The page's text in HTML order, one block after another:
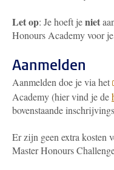
Let op: Je hoeft jeniet
Honours Academy voor
Aanmelden
Aanmelden doe je via het
Academy (hier vind je de
bovenstaande
Er zijn geen extra kosten
Master Honours